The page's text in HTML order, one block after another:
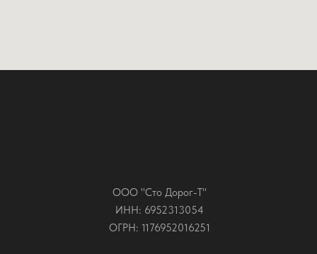
ООО "Сто Дорог-Т"
ИНН: 6952313054
ОГРН: 1176952016251